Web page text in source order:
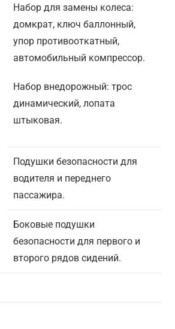
Набор для замены колеса:
домкрат, ключ баллонный,
упор противооткатный,
автомобильный компрессор.
Набор внедорожный: трос
динамический, лопата
штыковая.
Подушки безопасности для
водителя и переднего
пассажира.
Боковые подушки
безопасности для первого и
второго рядов сидений.